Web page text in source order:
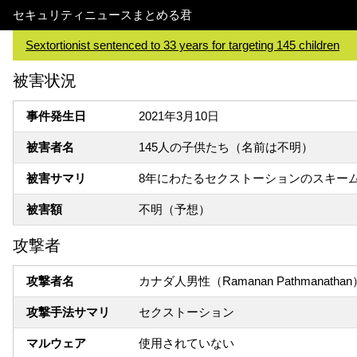
セキュリティニュースまとめる君
Sextortionist sentenced to 33 years for targeting 145 children
被害状況
事件発生日 2021年3月10日
被害者名 145人の子供たち（名前は不明）
被害サマリ 8年にわたるセクストーションのスキー
被害額 不明（予想）
攻撃者
攻撃者名 カナダ人男性（Ramanan Pathmanathan
攻撃手法サマリ セクストーション
マルウェア 使用されていない